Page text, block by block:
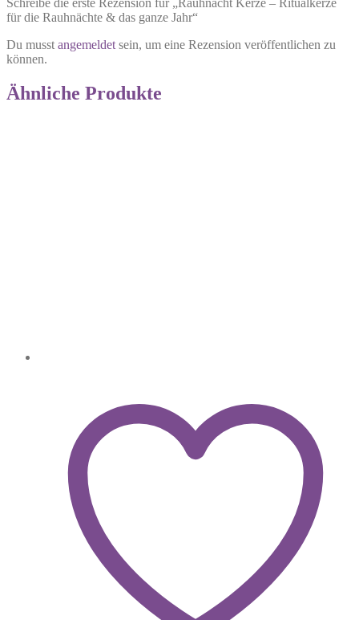
Schreibe die erste Rezension für „Rauhnacht Kerze – Ritualkerze
für die Rauhnächte & das ganze Jahr“
Du musst angemeldet sein, um eine Rezension veröffentlichen zu
können.
Ähnliche Produkte